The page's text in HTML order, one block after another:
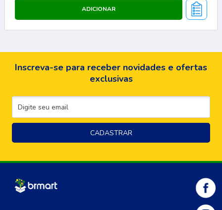
Inscreva-se para receber novidades e ofertas
exclusivas